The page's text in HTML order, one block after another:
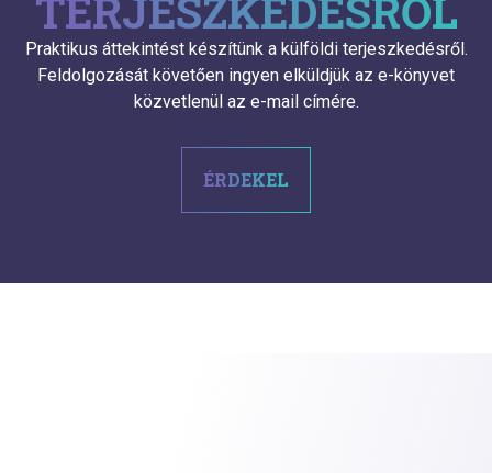
TERJESZKEDÉSRŐL
Praktikus áttekintést készítünk a külföldi terjeszkedésről.
Feldolgozását követően ingyen elküldjük az e-könyvet
közvetlenül az e-mail címére.
ÉRDEKEL